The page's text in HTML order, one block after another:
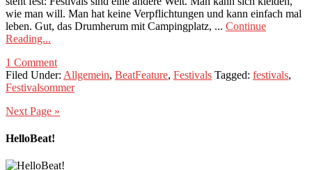
wie man will. Man hat keine Verpflichtungen und kann einfach mal
leben. Gut, das Drumherum mit Campingplatz, ... Continue
Reading...
1 Comment
Filed Under: Allgemein, BeatFeature, Festivals Tagged: festivals,
Festivalsommer
Next Page »
HelloBeat!